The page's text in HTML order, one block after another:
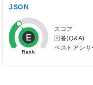
JSON
スコア
回答(Q&A)
ベストアンサ